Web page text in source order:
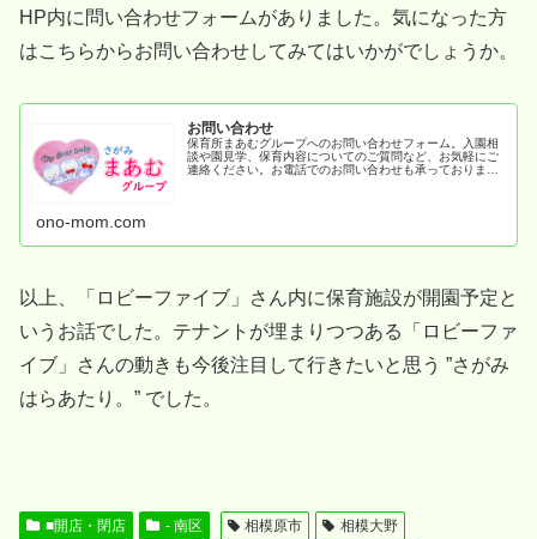
HP内に問い合わせフォームがありました。気になった方
はこちらからお問い合わせしてみてはいかがでしょうか。
お問い合わせ
保育所まあむグループへのお問い合わせフォーム。入園相
談や園見学、保育内容についてのご質問など、お気軽にご
連絡ください。お電話でのお問い合わせも承っておりま
ono-mom.com
以上、「ロビーファイブ」さん内に保育施設が開園予定と
いうお話でした。テナントが埋まりつつある「ロビーファ
イブ」さんの動きも今後注目して行きたいと思う ”さがみ
はらあたり。” でした。
■開店・閉店 - 南区 相模原市
相模大野